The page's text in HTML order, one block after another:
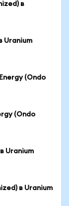
в
Uranium
(Ondo
(Ondo
Uranium
в Uranium